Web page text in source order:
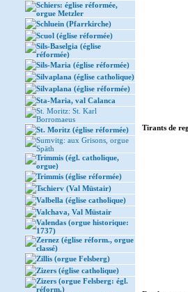
Schiers: église réformée,
orgue Metzler
Schluein (Pfarrkirche)
Scuol (église réformée)
Sils-Baselgia (église
réformée)
Sils-Maria (église réformée)
Silvaplana (église catholique)
Silvaplana (église réformée)
Sta-Maria, val Calanca
St. Moritz: St. Karl
Borromaeus
St. Moritz (église réformée)
Sumvitg: aux Grisons, orgue
Späth
Trimmis (égl. catholique,
orgue)
Trimmis (église réformée)
Tschierv (Val Müstair)
Valbella (église catholique)
Valchava, Val Müstair
Valendas (orgue historique:
1737)
Zernez (église réform., orgue
classé)
Zillis (orgue Felsberg)
Zizers (église catholique)
Zizers (orgue Felsberg: égl.
réform.)
Tirants de